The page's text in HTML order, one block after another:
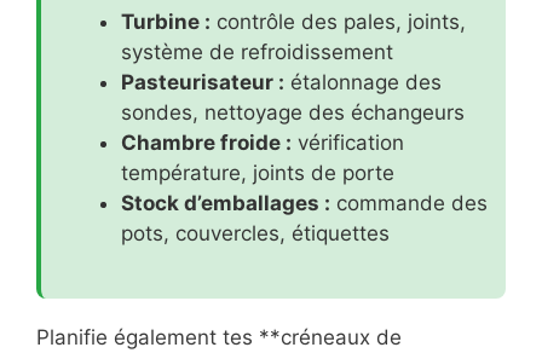
Turbine : contrôle des pales, joints,
système de refroidissement
Pasteurisateur : étalonnage des
sondes, nettoyage des échangeurs
Chambre froide : vérification
température, joints de porte
Stock d’emballages : commande des
pots, couvercles, étiquettes
Planifie également tes **créneaux de